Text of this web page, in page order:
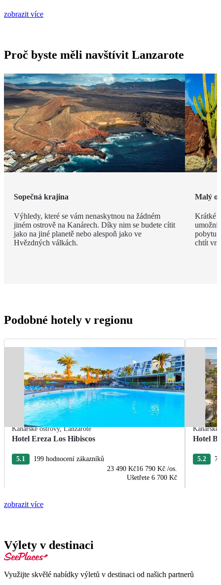
zobrazit více
Proč byste měli navštívit Lanzarote
Sopečná krajina
Výhledy, které se vám nenaskytnou na žádném
jiném ostrově na Kanárech. Díky nim se budete cítit
jako na jiné planetě nebo alespoň jako ve
Hvězdných válkách.
Malý
Krátké
umožní
pobytu.
chtít
Podobné hotely v regionu
Kanárské ostrovy,Lanzarote
Hotel Ereza Los Hibiscos
5.1
199 hodnocení zákazníků
23 490 Kč16 790 Kč /os.
Ušetřete 6 700 Kč
Kanárské
Hotel
5.2
zobrazit více
Výlety v destinaci
Využijte skvělé nabídky výletů v destinaci od našich partnerů